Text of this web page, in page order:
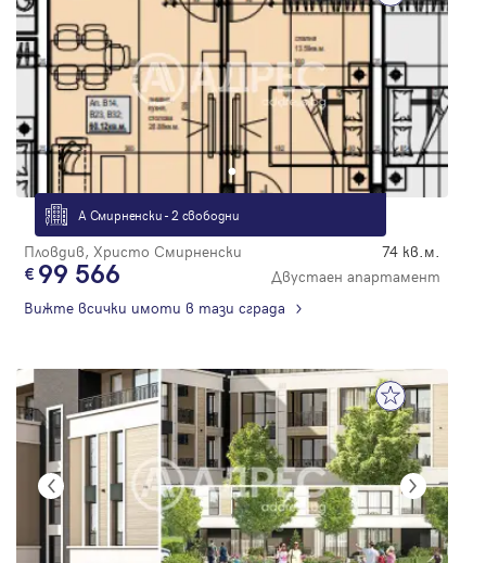
А Смирненски - 2 свободни
Пловдив, Христо Смирненски 74 кв.м.
99 566
Двустаен апартамент
Вижте всички имоти в тази сграда